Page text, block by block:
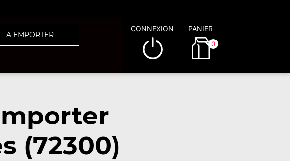
A EMPORTER
CONNEXION PANIER
0
(72300)